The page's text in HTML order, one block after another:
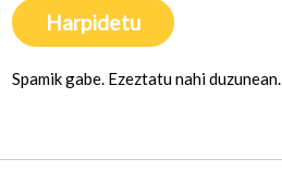
Harpidetu
Spamik gabe. Ezeztatu nahi duzunean.